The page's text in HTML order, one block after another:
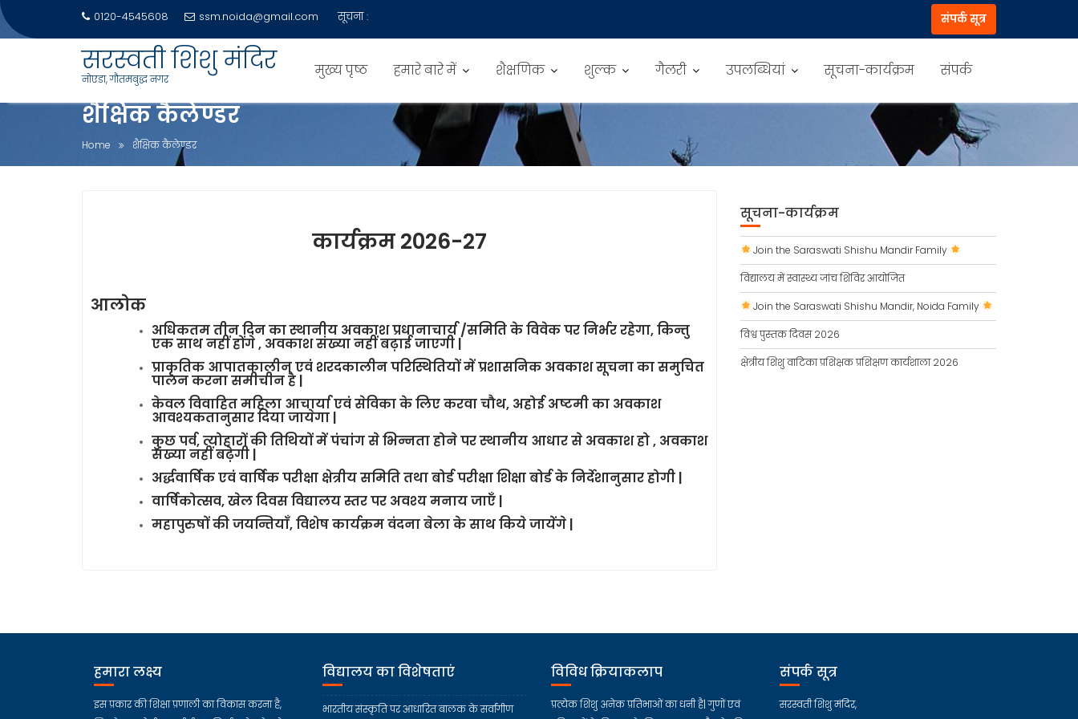
Skip
to
0120-4545608 ssm.noida@gmail.com सूचना : संपर्क सूत्र
सरस्वती शिशु मंदिर
नोएडा, गौतमबुद्ध नगर मुख्य पृष्ठ हमारे बारे में शैक्षणिक शुल्क गैलरी उपलब्धियां सूचना-कार्यक्रम संपर्क
शैक्षिक कैलेण्डर
Home शैक्षिक कैलेण्डर
कार्यक्रम 2026-27
आलोक
अधिकतम तीन दिन का स्थानीय अवकाश प्रधानाचार्य /समिति के विवेक पर निर्भर रहेगा, किन्तु
एक साथ नहीं होंगे , अवकाश संख्या नहीं बढ़ाई जाएगी |
प्राकृतिक आपातकालीन एवं शरदकालीन परिस्थितियों में प्रशासनिक अवकाश सूचना का समुचित
पालन करना समीचीन है |
केवल विवाहित महिला आचार्या एवं सेविका के लिए करवा चौथ, अहोई अष्टमी का अवकाश
आवश्यकतानुसार दिया जायेगा |
कुछ पर्व, त्योहारों की तिथियों में पंचांग से भिन्नता होने पर स्थानीय आधार से अवकाश हो , अवकाश
संख्या नहीं बढ़ेगी |
अर्द्धवार्षिक एवं वार्षिक परीक्षा क्षेत्रीय समिति तथा बोर्ड परीक्षा शिक्षा बोर्ड के निर्देशानुसार होगी |
वार्षिकोत्सव, खेल दिवस विद्यालय स्तर पर अवश्य मनाय जाएँ |
महापुरुषों की जयन्तियाँ, विशेष कार्यक्रम वंदना बेला के साथ किये जायेंगे |
सूचना-कार्यक्रम
Join the Saraswati Shishu Mandir Family
विद्यालय में स्वास्थ्य जांच शिविर आयोजित
Join the Saraswati Shishu Mandir, Noida Family
विश्व पुस्तक दिवस 2026
क्षेत्रीय शिशु वाटिका प्रशिक्षक प्रशिक्षण कार्यशाला 2026
हमारा लक्ष्य
इस प्रकार की शिक्षा प्रणाली का विकास करना है,
विद्यालय का विशेषताएं
भारतीय संस्कृति पर आधारित बालक के सर्वांगीण
विविध क्रियाकलाप
प्रत्येक शिशु अनेक प्रतिभाओं का धनी है| गुणों एवं
संपर्क सूत्र
सरस्वती शिशु मंदिर,